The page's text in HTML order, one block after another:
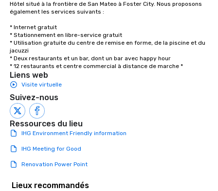
Hôtel situé à la frontière de San Mateo à Foster City. Nous proposons
également les services suivants :
* Internet gratuit
* Stationnement en libre-service gratuit
* Utilisation gratuite du centre de remise en forme, de la piscine et du
jacuzzi
* Deux restaurants et un bar, dont un bar avec happy hour
* 12 restaurants et centre commercial à distance de marche *
Liens web
Visite virtuelle
Suivez-nous
Ressources du lieu
IHG Environment Friendly information
IHG Meeting for Good
Renovation Power Point
Lieux recommandés